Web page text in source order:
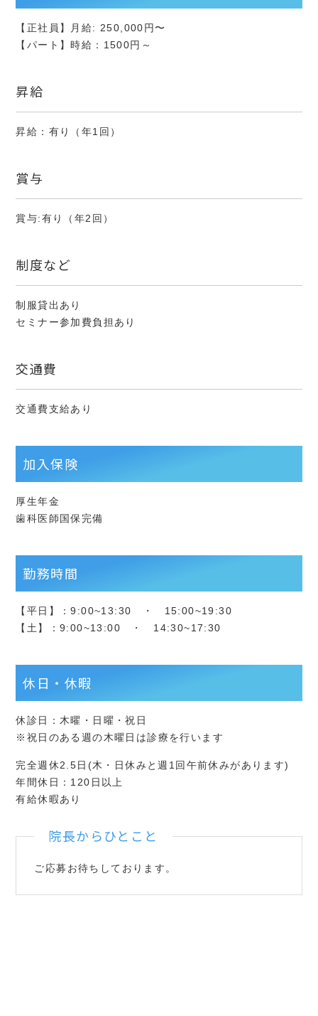
【正社員】月給: 250,000円〜
【パート】時給：1500円～
昇給
昇給：有り（年1回）
賞与
賞与:有り（年2回）
制度など
制服貸出あり
セミナー参加費負担あり
交通費
交通費支給あり
加入保険
厚生年金
歯科医師国保完備
勤務時間
【平日】：9:00~13:30 ・ 15:00~19:30
【土】：9:00~13:00 ・ 14:30~17:30
休日・休暇
休診日：木曜・日曜・祝日
※祝日のある週の木曜日は診療を行います
完全週休2.5日(木・日休みと週1回午前休みがあります)
年間休日：120日以上
有給休暇あり
院長からひとこと
ご応募お待ちしております。